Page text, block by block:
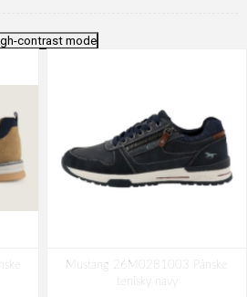
contrast mode
Mustang 26M0281003 Pánske
tenisky navy